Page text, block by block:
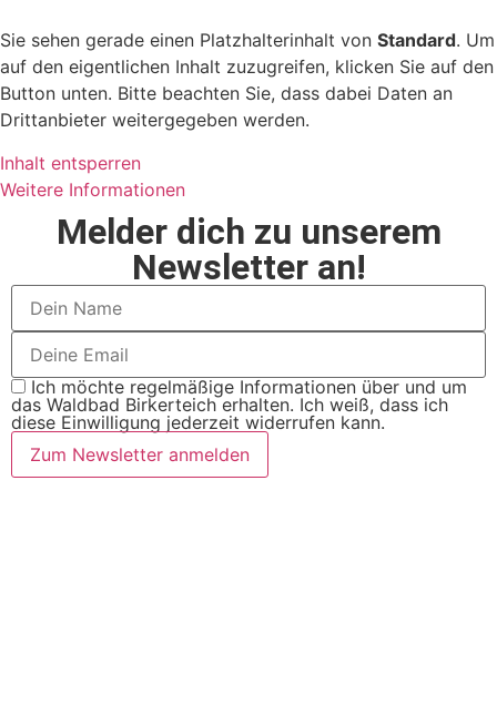
Sie sehen gerade einen Platzhalterinhalt von Standard. Um
auf den eigentlichen Inhalt zuzugreifen, klicken Sie auf den
Button unten. Bitte beachten Sie, dass dabei Daten an
Drittanbieter weitergegeben werden.
Inhalt entsperren
Weitere Informationen
Melder dich zu unserem
Newsletter an!
Ich möchte regelmäßige Informationen über und um
das Waldbad Birkerteich erhalten. Ich weiß, dass ich
diese Einwilligung jederzeit widerrufen kann.